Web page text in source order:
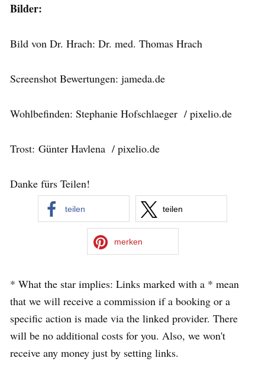
Bilder:
Bild von Dr. Hrach: Dr. med. Thomas Hrach
Screenshot Bewertungen: jameda.de
Wohlbefinden: Stephanie Hofschlaeger / pixelio.de
Trost: Günter Havlena / pixelio.de
Danke fürs Teilen!
teilen teilen
merken
* What the star implies: Links marked with a * mean
that we will receive a commission if a booking or a
specific action is made via the linked provider. There
will be no additional costs for you. Also, we won't
receive any money just by setting links.